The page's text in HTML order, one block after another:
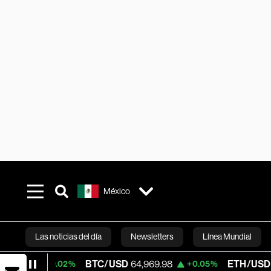
México
Las noticias del día Newsletters Línea Mundial
Bloomberg
BTC/USD 64,969.98 +0.05% ETH/USD 1,915.968